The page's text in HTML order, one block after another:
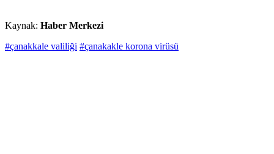
Kaynak: Haber Merkezi
#çanakkale valiliği #çanakakle korona virüsü